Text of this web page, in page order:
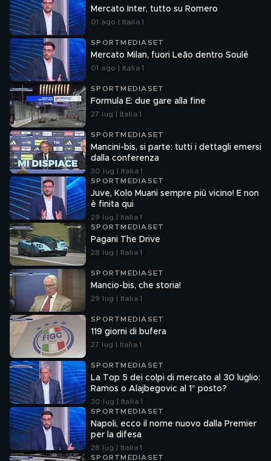
Mercato Inter, tutto su Romero
01 ago | Italia 1
SPORTMEDIASET
Mercato Milan, fuori Leão dentro Soulé
01 ago | Italia 1
SPORTMEDIASET
Formula E: due gare alla fine
27 lug | Italia 1
SPORTMEDIASET
Mancini-bis, si parte: tutti i dettagli emersi
dalla conferenza
30 lug | Italia 1
SPORTMEDIASET
Juve, Kolo Muani sempre più vicino! E non
è finita qui
29 lug | Italia 1
SPORTMEDIASET
Pagani The Drive
28 lug | Italia 1
SPORTMEDIASET
Mancio-bis, che storia!
29 lug | Italia 1
SPORTMEDIASET
119 giorni di bufera
27 lug | Italia 1
SPORTMEDIASET
La Top 5 dei colpi di mercato al 30 luglio:
Ramos o Alajbegovic al 1° posto?
30 lug | Italia 1
SPORTMEDIASET
Napoli, ecco il nome nuovo dalla Premier
per la difesa
28 lug | Italia 1
SPORTMEDIASET